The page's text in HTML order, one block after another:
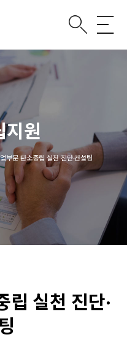
지원
부문 탄소중립 실천 진단·컨설팅
립 실천 진단·